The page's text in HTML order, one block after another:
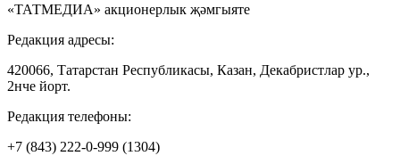
«ТАТМЕДИА» акционерлык җәмгыяте
Редакция адресы:
420066, Татарстан Республикасы, Казан, Декабристлар ур.,
2нче йорт.
Редакция телефоны:
+7 (843) 222-0-999 (1304)